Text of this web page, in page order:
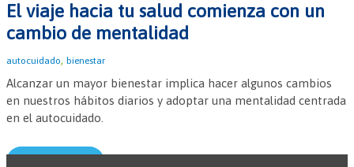
El viaje hacia tu salud comienza con un
cambio de mentalidad
autocuidado, bienestar
Alcanzar un mayor bienestar implica hacer algunos cambios
en nuestros hábitos diarios y adoptar una mentalidad centrada
en el autocuidado.